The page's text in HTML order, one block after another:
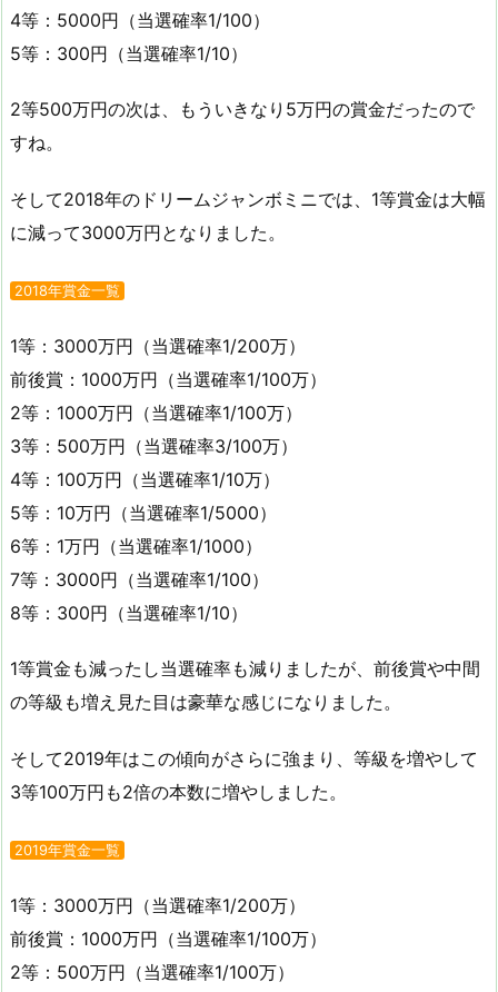
4等：5000円（当選確率1/100）
5等：300円（当選確率1/10）
2等500万円の次は、もういきなり5万円の賞金だったので
すね。
そして2018年のドリームジャンボミニでは、1等賞金は大幅
に減って3000万円となりました。
2018年賞金一覧
1等：3000万円（当選確率1/200万）
前後賞：1000万円（当選確率1/100万）
2等：1000万円（当選確率1/100万）
3等：500万円（当選確率3/100万）
4等：100万円（当選確率1/10万）
5等：10万円（当選確率1/5000）
6等：1万円（当選確率1/1000）
7等：3000円（当選確率1/100）
8等：300円（当選確率1/10）
1等賞金も減ったし当選確率も減りましたが、前後賞や中間
の等級も増え見た目は豪華な感じになりました。
そして2019年はこの傾向がさらに強まり、等級を増やして
3等100万円も2倍の本数に増やしました。
2019年賞金一覧
1等：3000万円（当選確率1/200万）
前後賞：1000万円（当選確率1/100万）
2等：500万円（当選確率1/100万）